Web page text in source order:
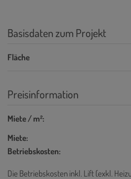
Basisdaten zum Projekt
Fläche
Preisinformation
Miete / m²:
Miete:
Betriebskosten:
Die Betriebskosten inkl. Lift (exkl.